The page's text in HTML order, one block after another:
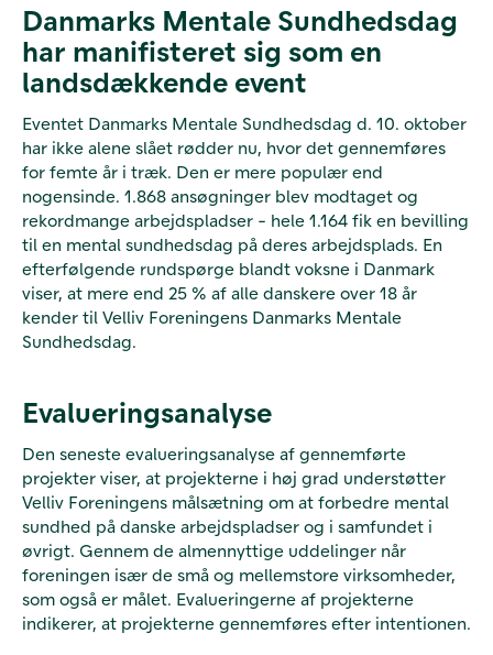
Danmarks Mentale Sundhedsdag
har manifisteret sig som en
landsdækkende event
Eventet Danmarks Mentale Sundhedsdag d. 10. oktober
har ikke alene slået rødder nu, hvor det gennemføres
for femte år i træk. Den er mere populær end
nogensinde. 1.868 ansøgninger blev modtaget og
rekordmange arbejdspladser - hele 1.164 fik en bevilling
til en mental sundhedsdag på deres arbejdsplads. En
efterfølgende rundspørge blandt voksne i Danmark
viser, at mere end 25 % af alle danskere over 18 år
kender til Velliv Foreningens Danmarks Mentale
Sundhedsdag.
Evalueringsanalyse
Den seneste evalueringsanalyse af gennemførte
projekter viser, at projekterne i høj grad understøtter
Velliv Foreningens målsætning om at forbedre mental
sundhed på danske arbejdspladser og i samfundet i
øvrigt. Gennem de almennyttige uddelinger når
foreningen især de små og mellemstore virksomheder,
som også er målet. Evalueringerne af projekterne
indikerer, at projekterne gennemføres efter intentionen.